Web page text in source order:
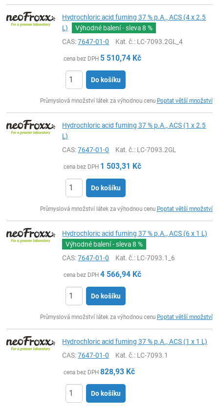
Hydrochloric acid fuming 37 % p.A., ACS (4 x 2.5
L)
Výhodné balení - sleva8 %
CAS:7647-01-0 Kat. č.: LC-7093.2GL_4
cena bez DPH 5 510,74 Kč
Do košíku
Průmyslová množství látek za výhodnou cenu Poptat větší množství
Hydrochloric acid fuming 37 % p.A., ACS (1 x 2.5
L)
CAS:7647-01-0 Kat. č.: LC-7093.2GL
cena bez DPH 1 503,31 Kč
Do košíku
Průmyslová množství látek za výhodnou cenu Poptat větší množství
Hydrochloric acid fuming 37 % p.A., ACS (6 x 1 L)
Výhodné balení - sleva8 %
CAS:7647-01-0 Kat. č.: LC-7093.1_6
cena bez DPH 4 566,94 Kč
Do košíku
Průmyslová množství látek za výhodnou cenu Poptat větší množství
Hydrochloric acid fuming 37 % p.A., ACS (1 x 1 L)
CAS:7647-01-0 Kat. č.: LC-7093.1
cena bez DPH 828,93 Kč
Do košíku